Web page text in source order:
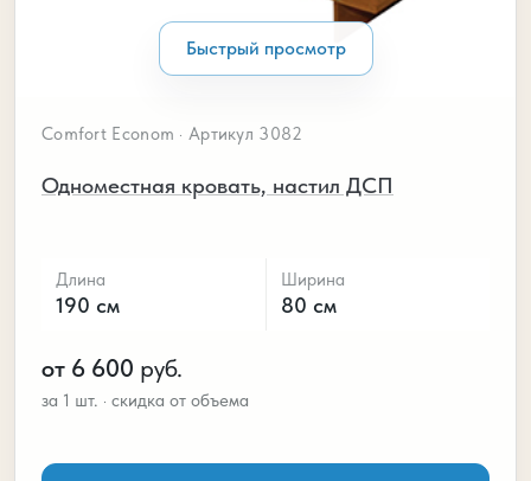
Быстрый просмотр
Comfort Econom · Артикул 3082
Одноместная кровать, настил ДСП
Длина
190 см
Ширина
80 см
от 6 600 руб.